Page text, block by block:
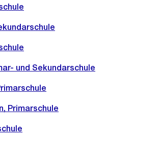
und Sekundarschule
Primarschule